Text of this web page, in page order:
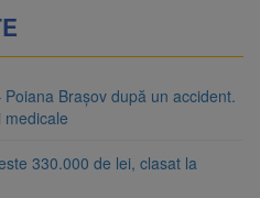
Brașov după un accident.
330.000 de lei, clasat la